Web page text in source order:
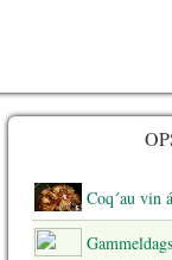
Coq´au vin